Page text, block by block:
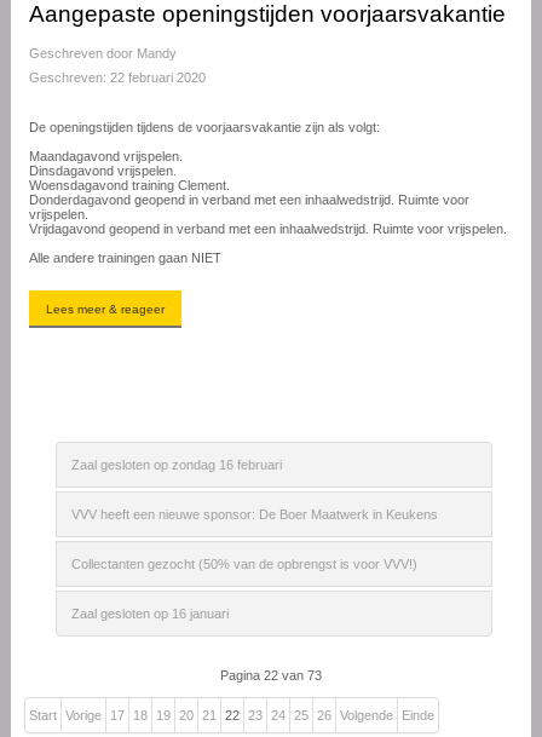
Aangepaste openingstijden voorjaarsvakantie
Geschreven door Mandy
Geschreven: 22 februari 2020
De openingstijden tijdens de voorjaarsvakantie zijn als volgt:
Maandagavond vrijspelen.
Dinsdagavond vrijspelen.
Woensdagavond training Clement.
Donderdagavond geopend in verband met een inhaalwedstrijd. Ruimte voor
vrijspelen.
Vrijdagavond geopend in verband met een inhaalwedstrijd. Ruimte voor vrijspelen.
Alle andere trainingen gaan NIET
Lees meer & reageer
Zaal gesloten op zondag 16 februari
VVV heeft een nieuwe sponsor: De Boer Maatwerk in Keukens
Collectanten gezocht (50% van de opbrengst is voor VVV!)
Zaal gesloten op 16 januari
Pagina 22 van 73
Start Vorige 17 18 19 20 21 22 23 24 25 26 Volgende Einde